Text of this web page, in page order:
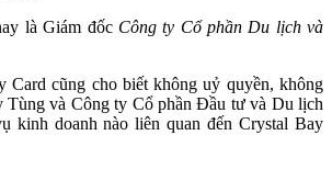
là Giám đốc Công ty Cổ phần Du lịch và
Card cũng cho biết không uỷ quyền, không
Tùng và Công ty Cổ phần Đầu tư và Du lịch
kinh doanh nào liên quan đến Crystal Bay